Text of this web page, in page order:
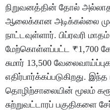
நிறுவனத்தின் தோல்
ஆலைக்கான அடிக்கல்லை
நாட்டவுள்ளார். பிப்ரவரி
மேற்கொள்ளப்பட்ட ₹1,700
சுமார் 13,500
எதிர்பார்க்கப்படுகிறது. இந்த
தொழிற்சாலையின் மூலம்
சுற்றுவட்டாரப் பகுதிகளை